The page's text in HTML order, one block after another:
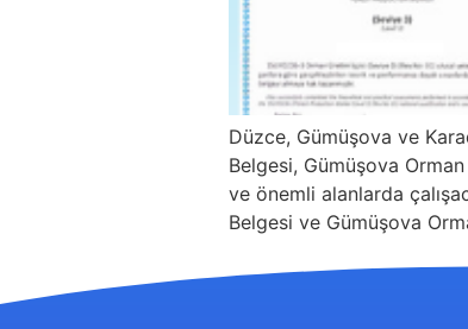
Düzce, Gümüşova ve
Belgesi, Gümüşova
ve önemli alanlarda
Belgesi ve Gümüşova